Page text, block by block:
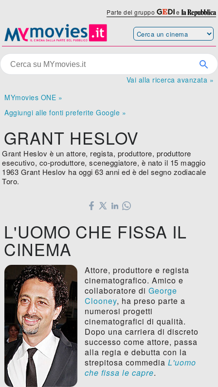
Parte del gruppo e
Vai alla ricerca avanzata »
MYmovies ONE »
Aggiungi alle fonti preferite Google »
GRANT HESLOV
Grant Heslov è un attore, regista, produttore, produttore
esecutivo, co-produttore, sceneggiatore, è nato il 15 maggio
1963 Grant Heslov ha oggi 63 anni ed è del segno zodiacale
Toro.
L'UOMO CHE FISSA IL
CINEMA
Attore, produttore e regista
cinematografico. Amico e
collaboratore di George
Clooney, ha preso parte a
numerosi progetti
cinematografici di qualità.
Dopo una carriera di discreto
successo come attore, passa
alla regia e debutta con la
strepitosa commedia L'uomo
che fissa le capre.